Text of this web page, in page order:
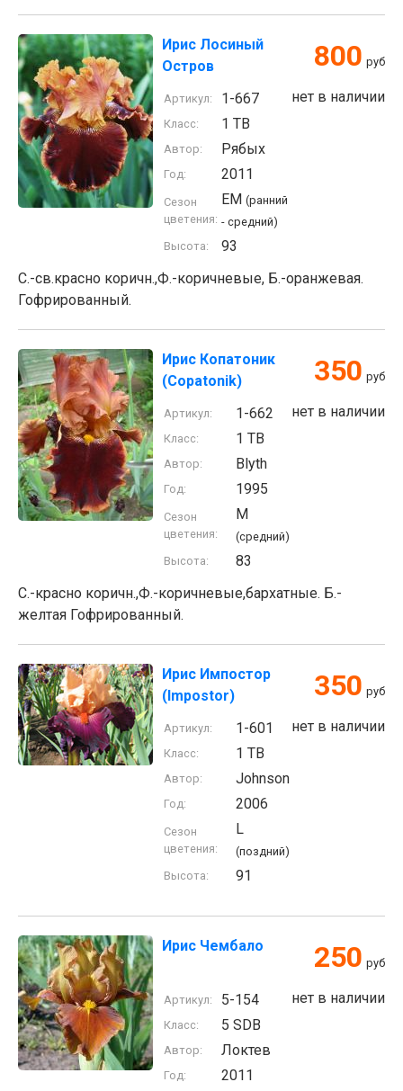
Ирис Лосиный
Остров
800 руб
нет в наличии
Артикул: 1-667
Класс: 1 TB
Автор: Рябых
Год: 2011
Сезон
цветения:
EM (ранний
- средний)
Высота:
93
С.-св.красно коричн.,Ф.-коричневые, Б.-оранжевая.
Гофрированный.
Ирис Копатоник
(Copatonik)
350 руб
нет в наличии
Артикул: 1-662
Класс: 1 TB
Автор: Blyth
Год: 1995
Сезон
цветения:
M
(средний)
Высота:
83
С.-красно коричн.,Ф.-коричневые,бархатные. Б.-
желтая Гофрированный.
Ирис Импостор
(Impostor)
350 руб
нет в наличии
Артикул: 1-601
Класс: 1 TB
Автор: Johnson
Год: 2006
Сезон
цветения:
L
(поздний)
Высота:
91
Ирис Чембало 250 руб
нет в наличии
Артикул: 5-154
Класс: 5 SDB
Автор: Локтев
Год: 2011